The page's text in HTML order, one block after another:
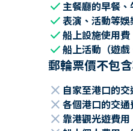
check主餐廳的早餐
check表演、活動等娛
check船上設施使用費
check船上活動（遊戲
郵輪票價不包
close 自家至港口的
close 各個港口的交通
close 靠港觀光遊費用